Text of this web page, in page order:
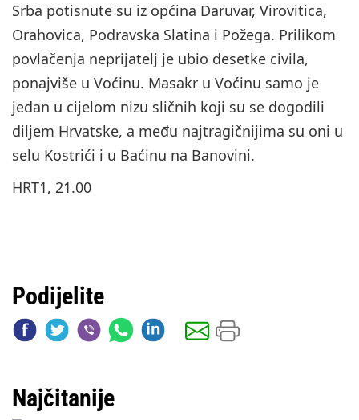
Srba potisnute su iz općina Daruvar, Virovitica,
Orahovica, Podravska Slatina i Požega. Prilikom
povlačenja neprijatelj je ubio desetke civila,
ponajviše u Voćinu. Masakr u Voćinu samo je
jedan u cijelom nizu sličnih koji su se dogodili
diljem Hrvatske, a među najtragičnijima su oni u
selu Kostrići i u Baćinu na Banovini.
HRT1, 21.00
Podijelite
Najčitanije